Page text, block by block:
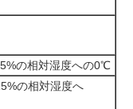
の相対湿度への0℃
の相対湿度へ